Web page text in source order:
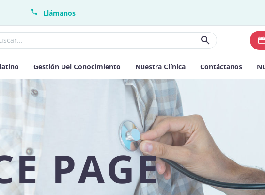
Llámanos
Gestión Del Conocimiento Nuestra Clínica Contáctanos
PAGE